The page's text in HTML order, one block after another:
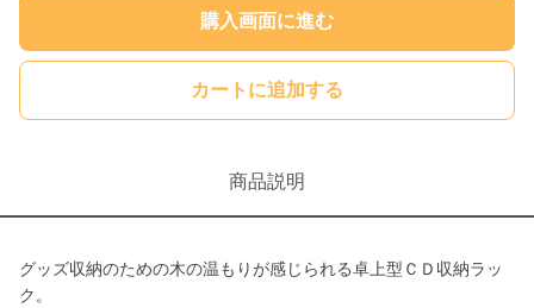
購入画面に進む
カートに追加する
商品説明
グッズ収納のための木の温もりが感じられる卓上型ＣＤ収納ラッ
ク。